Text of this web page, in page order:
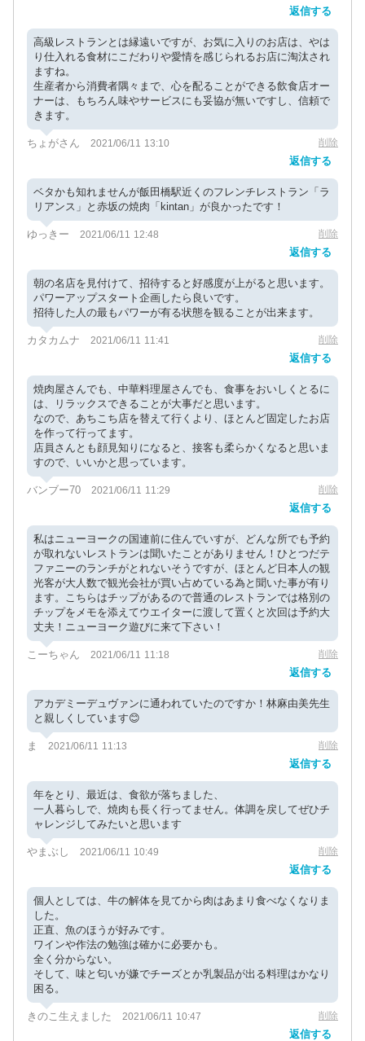
返信する
高級レストランとは縁遠いですが、お気に入りのお店は、やは
り仕入れる食材にこだわりや愛情を感じられるお店に淘汰され
ますね。
生産者から消費者隅々まで、心を配ることができる飲食店オー
ナーは、もちろん味やサービスにも妥協が無いですし、信頼で
きます。
ちょがさん 2021/06/11 13:10 削除
返信する
ベタかも知れませんが飯田橋駅近くのフレンチレストラン「ラ
リアンス」と赤坂の焼肉「kintan」が良かったです！
ゆっきー 2021/06/11 12:48 削除
返信する
朝の名店を見付けて、招待すると好感度が上がると思います。
パワーアップスタート企画したら良いです。
招待した人の最もパワーが有る状態を観ることが出来ます。
カタカムナ 2021/06/11 11:41 削除
返信する
焼肉屋さんでも、中華料理屋さんでも、食事をおいしくとるに
は、リラックスできることが大事だと思います。
なので、あちこち店を替えて行くより、ほとんど固定したお店
を作って行ってます。
店員さんとも顔見知りになると、接客も柔らかくなると思いま
すので、いいかと思っています。
バンブー70 2021/06/11 11:29 削除
返信する
私はニューヨークの国連前に住んでいすが、どんな所でも予約
が取れないレストランは聞いたことがありません！ひとつだテ
ファニーのランチがとれないそうですが、ほとんど日本人の観
光客が大人数で観光会社が買い占めている為と聞いた事が有り
ます。こちらはチップがあるので普通のレストランでは格別の
チップをメモを添えてウエイターに渡して置くと次回は予約大
丈夫！ニューヨーク遊びに来て下さい！
こーちゃん 2021/06/11 11:18 削除
返信する
アカデミーデュヴァンに通われていたのですか！林麻由美先生
と親しくしています😊
ま 2021/06/11 11:13 削除
返信する
年をとり、最近は、食欲が落ちました、
一人暮らしで、焼肉も長く行ってません。体調を戻してぜひチ
ャレンジしてみたいと思います
やまぶし 2021/06/11 10:49 削除
返信する
個人としては、牛の解体を見てから肉はあまり食べなくなりま
した。
正直、魚のほうが好みです。
ワインや作法の勉強は確かに必要かも。
全く分からない。
そして、味と匂いが嫌でチーズとか乳製品が出る料理はかなり
困る。
きのこ生えました 2021/06/11 10:47 削除
返信する